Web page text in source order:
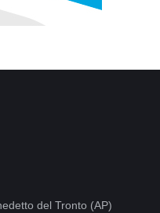
del Tronto (AP)